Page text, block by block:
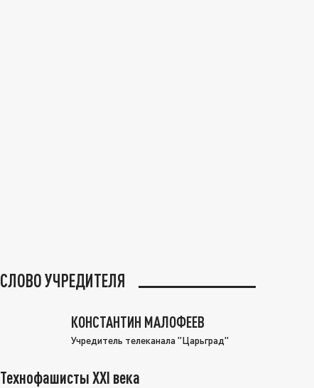
СЛОВО УЧРЕДИТЕЛЯ
КОНСТАНТИН МАЛОФЕЕВ
Учредитель телеканала "Царьград"
Технофашисты XXI века